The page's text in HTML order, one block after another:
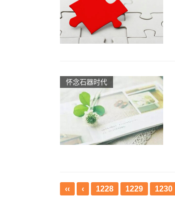
怀念石器时代
‹‹ ‹ 1228 1229 1230